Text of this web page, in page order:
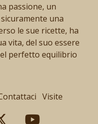
passione, un
una
le sue ricette, ha
vita, del suo essere
perfetto equilibrio
Visite